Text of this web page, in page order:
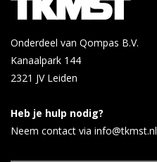
Onderdeel van Qompas B.V.
Kanaalpark 144
2321 JV Leiden
Heb je hulp nodig?
Neem contact via info@tkmst.nl